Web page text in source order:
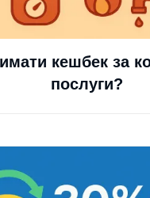
кешбек за
послуги?